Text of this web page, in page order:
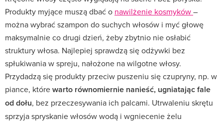
Produkty myjące muszą dbać o nawilżenie kosmyków–
można wybrać szampon do suchych włosów i myć głowę
maksymalnie co drugi dzień, żeby zbytnio nie osłabić
struktury włosa. Najlepiej sprawdzą się odżywki bez
spłukiwania w spreju, nałożone na wilgotne włosy.
Przydadzą się produkty przeciw puszeniu się czupryny, np. w
piance, którewarto równomiernie nanieść, ugniatając fale
od dołu, bez przeczesywania ich palcami. Utrwaleniu skrętu
sprzyja spryskanie włosów wodą i wgniecenie żelu